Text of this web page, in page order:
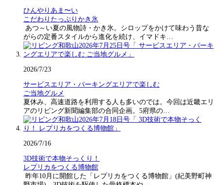
ひんやりあま〜い
こだわりたっぷりかき氷
あつ～い夏の風物詩・かき氷。シロップをかけて味わう昔な
がらの定番スタイルから進化を続け、イマドキ…
2026/7/23
サービスエリア・パーキングエリアで楽しむ
ご当地グルメ
夏休み、高速道路を利用する人も多いのでは。今回は近畿エリ
アのリビング新聞編集部の合同企画。5府県の…
2026/7/16
3D技術で本物そっくり！
レプリカをつくる博物館
昨年10月に開館した「レプリカをつくる博物館」(紀美野町神